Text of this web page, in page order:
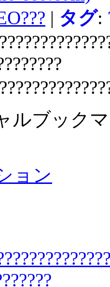
| タグ:
ルブック
ョン